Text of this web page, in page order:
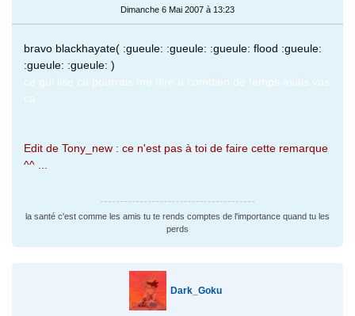
Dimanche 6 Mai 2007 à 13:23
bravo blackhayate( :gueule: :gueule: :gueule: flood :gueule:
:gueule: :gueule: )
ce qui lise ca pourrais me dire a combien de temps avais vus
ca
Edit de Tony_new : ce n'est pas à toi de faire cette remarque
^^ ...
la santé c'est comme les amis tu te rends comptes de l'importance quand tu les
perds
Dark_Goku